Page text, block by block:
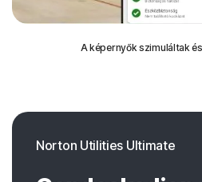
A képernyők szimuláltak
Norton Utilities Ultimate